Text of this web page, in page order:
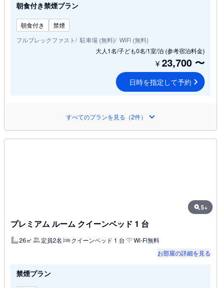
朝食付き禁煙プラン
朝食付き
禁煙
フルブレックファスト
駐車場 (無料) WiFi (無料)
大人1名/子ども0名/1室/泊 (参考宿泊料金)
¥23,700 〜
日時を指定して予約
すべてのプランを見る（2件）
5+
プレミアム ルーム クイーンベッド 1 台
26㎡ 定員2名 クイーンベッド 1 台
Wi-Fi無料
お部屋の詳細を見る
禁煙プラン